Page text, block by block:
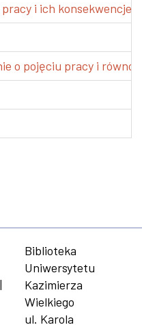
i ich konsekwencje
o pojęciu pracy i
|
Biblioteka
Uniwersytetu
Kazimierza
Wielkiego
ul. Karola